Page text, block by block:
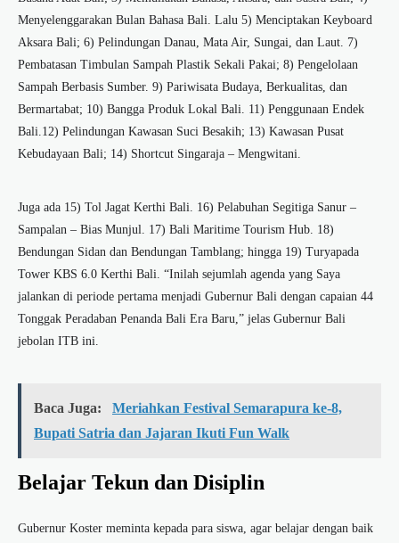
Menyelenggarakan Bulan Bahasa Bali. Lalu 5) Menciptakan Keyboard
Aksara Bali; 6) Pelindungan Danau, Mata Air, Sungai, dan Laut. 7)
Pembatasan Timbulan Sampah Plastik Sekali Pakai; 8) Pengelolaan
Sampah Berbasis Sumber. 9) Pariwisata Budaya, Berkualitas, dan
Bermartabat; 10) Bangga Produk Lokal Bali. 11) Penggunaan Endek
Bali.12) Pelindungan Kawasan Suci Besakih; 13) Kawasan Pusat
Kebudayaan Bali; 14) Shortcut Singaraja – Mengwitani.
Juga ada 15) Tol Jagat Kerthi Bali. 16) Pelabuhan Segitiga Sanur –
Sampalan – Bias Munjul. 17) Bali Maritime Tourism Hub. 18)
Bendungan Sidan dan Bendungan Tamblang; hingga 19) Turyapada
Tower KBS 6.0 Kerthi Bali. “Inilah sejumlah agenda yang Saya
jalankan di periode pertama menjadi Gubernur Bali dengan capaian 44
Tonggak Peradaban Penanda Bali Era Baru,” jelas Gubernur Bali
jebolan ITB ini.
Baca Juga:
Meriahkan Festival Semarapura ke-8,
Bupati Satria dan Jajaran Ikuti Fun Walk
Belajar Tekun dan Disiplin
Gubernur Koster meminta kepada para siswa, agar belajar dengan baik